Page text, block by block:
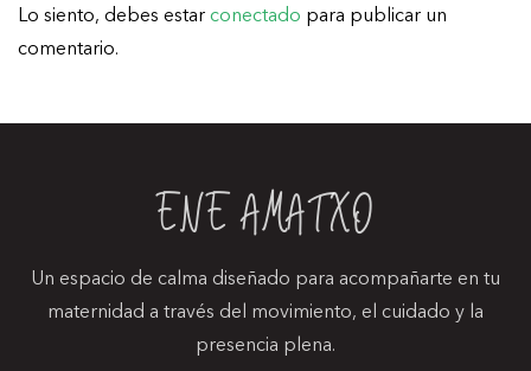
Lo siento, debes estar conectado para publicar un
comentario.
ENE AMATXO
Un espacio de calma diseñado para acompañarte en tu
maternidad a través del movimiento, el cuidado y la
presencia plena.